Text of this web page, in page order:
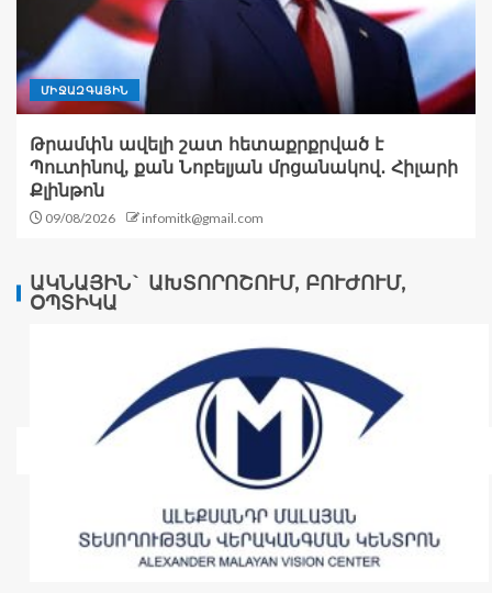
ՄԻՋԱԶԳԱՅԻՆ
Թրամփն ավելի շատ հետաքրքրված է
Պուտինով, քան Նոբելյան մրցանակով․ Հիլարի
Քլինթոն
09/08/2026 infomitk@gmail.com
ԱԿՆԱՅԻՆ` ԱԽՏՈՐՈՇՈՒՄ, ԲՈՒԺՈՒՄ,
ՕՊՏԻԿԱ